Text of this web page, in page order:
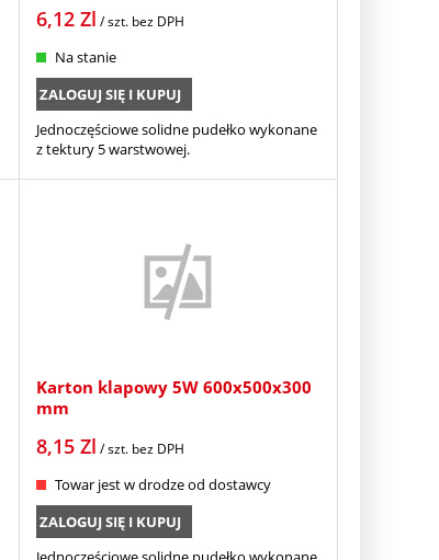
6,12 Zl / szt. bez DPH
Na stanie
ZALOGUJ SIĘ I KUPUJ
Jednoczęściowe solidne pudełko wykonane
z tektury 5 warstwowej.
Karton klapowy 5W 600x500x300
mm
8,15 Zl / szt. bez DPH
Towar jest w drodze od dostawcy
ZALOGUJ SIĘ I KUPUJ